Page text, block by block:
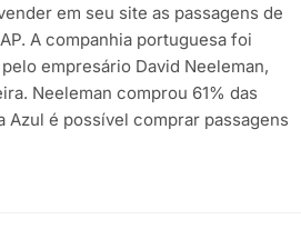
em seu site as passagens de
A companhia portuguesa foi
empresário David Neeleman,
Neeleman comprou 61% das
Azul é possível comprar passagens